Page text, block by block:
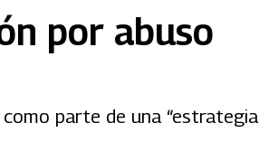
por abuso
parte de una “estrategia